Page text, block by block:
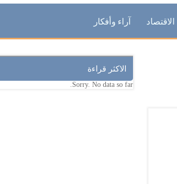
الاقتصاد آراء وأفكار
الاكثر قراءة
Sorry. No data so far.